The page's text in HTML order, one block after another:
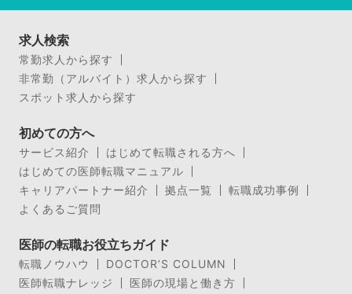
求人検索
常勤求人から探す
非常勤（アルバイト）求人から探す
スポット求人から探す
初めての方へ
サービス紹介
はじめて転職される方へ
はじめての医師転職マニュアル
キャリアパートナー紹介
拠点一覧
転職成功事例
よくあるご質問
医師の転職お役立ちガイド
転職ノウハウ
DOCTOR’S COLUMN
医師転職ナレッジ
医師の現場と働き方